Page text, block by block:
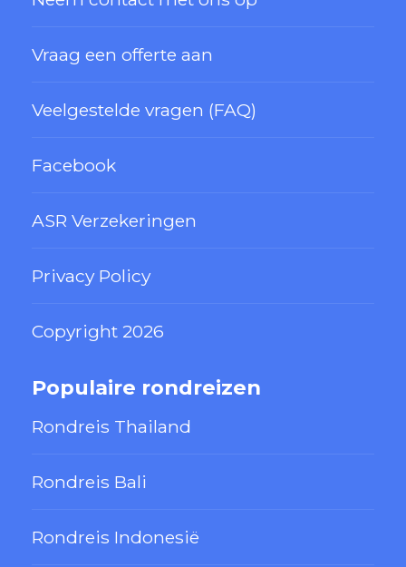
Vraag een offerte aan
Veelgestelde vragen (FAQ)
Facebook
ASR Verzekeringen
Privacy Policy
Copyright 2026
Populaire rondreizen
Rondreis Thailand
Rondreis Bali
Rondreis Indonesië